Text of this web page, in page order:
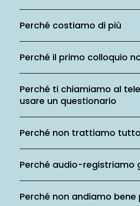
Perché costiamo di più
Perché il primo colloquio
Perché ti chiamiamo al
usare un questionario
Perché non trattiamo tutto
Perché audio-registriamo
Perché non andiamo